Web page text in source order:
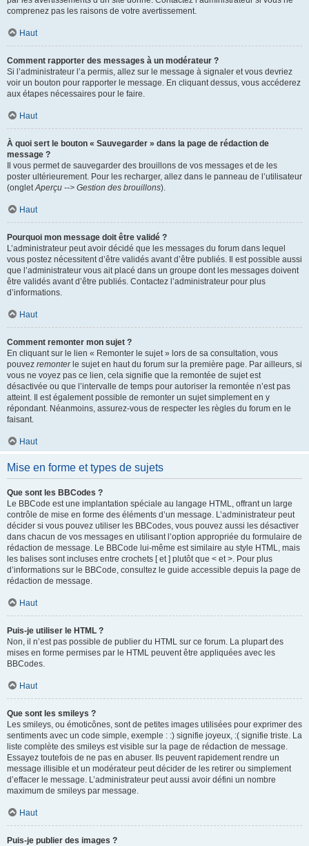
comprenez pas les raisons de votre avertissement.
Haut
Comment rapporter des messages à un modérateur ?
Si l’administrateur l’a permis, allez sur le message à signaler et vous devriez
voir un bouton pour rapporter le message. En cliquant dessus, vous accéderez
aux étapes nécessaires pour le faire.
Haut
À quoi sert le bouton « Sauvegarder » dans la page de rédaction de
message ?
Il vous permet de sauvegarder des brouillons de vos messages et de les
poster ultérieurement. Pour les recharger, allez dans le panneau de l’utilisateur
(ongletAperçu --> Gestion des brouillons).
Haut
Pourquoi mon message doit être validé ?
L’administrateur peut avoir décidé que les messages du forum dans lequel
vous postez nécessitent d’être validés avant d’être publiés. Il est possible aussi
que l’administrateur vous ait placé dans un groupe dont les messages doivent
être validés avant d’être publiés. Contactez l’administrateur pour plus
d’informations.
Haut
Comment remonter mon sujet ?
En cliquant sur le lien « Remonter le sujet » lors de sa consultation, vous
pouvez remonterle sujet en haut du forum sur la première page. Par ailleurs, si
vous ne voyez pas ce lien, cela signifie que la remontée de sujet est
désactivée ou que l’intervalle de temps pour autoriser la remontée n’est pas
atteint. Il est également possible de remonter un sujet simplement en y
répondant. Néanmoins, assurez-vous de respecter les règles du forum en le
faisant.
Haut
Mise en forme et types de sujets
Que sont les BBCodes ?
Le BBCode est une implantation spéciale au langage HTML, offrant un large
contrôle de mise en forme des éléments d’un message. L’administrateur peut
décider si vous pouvez utiliser les BBCodes, vous pouvez aussi les désactiver
dans chacun de vos messages en utilisant l’option appropriée du formulaire de
rédaction de message. Le BBCode lui-même est similaire au style HTML, mais
les balises sont incluses entre crochets [ et ] plutôt que < et >. Pour plus
d’informations sur le BBCode, consultez le guide accessible depuis la page de
rédaction de message.
Haut
Puis-je utiliser le HTML ?
Non, il n’est pas possible de publier du HTML sur ce forum. La plupart des
mises en forme permises par le HTML peuvent être appliquées avec les
BBCodes.
Haut
Que sont les smileys ?
Les smileys, ou émoticônes, sont de petites images utilisées pour exprimer des
sentiments avec un code simple, exemple : :) signifie joyeux, :( signifie triste. La
liste complète des smileys est visible sur la page de rédaction de message.
Essayez toutefois de ne pas en abuser. Ils peuvent rapidement rendre un
message illisible et un modérateur peut décider de les retirer ou simplement
d’effacer le message. L’administrateur peut aussi avoir défini un nombre
maximum de smileys par message.
Haut
Puis-je publier des images ?